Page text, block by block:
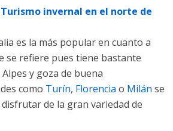
Turismo invernal en el norte de
es la más popular en cuanto a
se refiere pues tiene bastante
y goza de buena
como Turín, Florencia o Milán se
de la gran variedad de